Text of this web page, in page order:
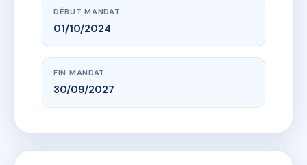
DÉBUT MANDAT
01/10/2024
FIN MANDAT
30/09/2027